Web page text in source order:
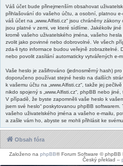
Váš účet bude přinejmenším obsahovat
přihlašování do vašeho účtu, a osobní, platnou
váš účet na „www.Alfisti.cz“ jsou chráněny
jsou platné v zemi, ve které sídlíme. Jakékoliv jiné
kromě vašeho uživatelského jména, vašeho
zvolit jako povinné nebo dobrovolné. Ve všech
zda-li tyto informace budou veřejně zobrazitelné.
nebo povolit zasílání automaticky vytvářených e-
Vaše heslo je zašifrováno (jednosměrný hash)
doporučeno používat stejné heslo na dalších
k vašemu účtu na „www.Alfisti.cz“, takže jej
nikdo spojený s „www.Alfisti.cz“, phpBB nebo
V případě, že byste zapomněli vaše heslo k
jsem své heslo“ poskytovanou phpBB
vašeho uživatelského jména a vašeho e-mailu,
a zašle vám ho, abyste se mohli přihlásit ke svému
Obsah fóra
Založeno na phpBB® Forum Software © phpBB
Český překlad –